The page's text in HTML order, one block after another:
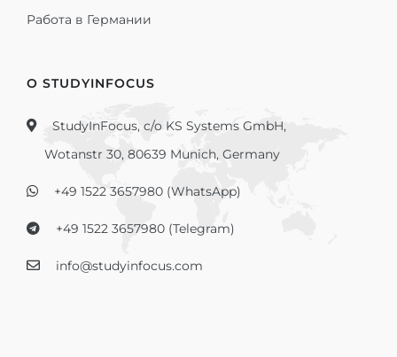
Работа в Германии
О STUDYINFOCUS
StudyInFocus, c/o KS Systems GmbH,
Wotanstr 30, 80639 Munich, Germany
+49 1522 3657980 (WhatsApp)
+49 1522 3657980 (Telegram)
info@studyinfocus.com